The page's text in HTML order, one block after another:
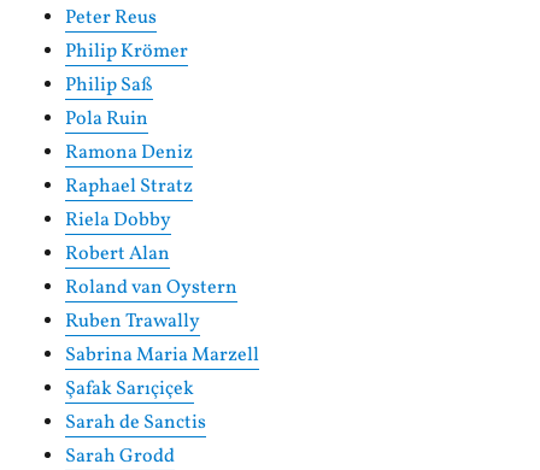
Peter Reus
Philip Krömer
Philip Saß
Pola Ruin
Ramona Deniz
Raphael Stratz
Riela Dobby
Robert Alan
Roland van Oystern
Ruben Trawally
Sabrina Maria Marzell
Şafak Sarıçiçek
Sarah de Sanctis
Sarah Grodd